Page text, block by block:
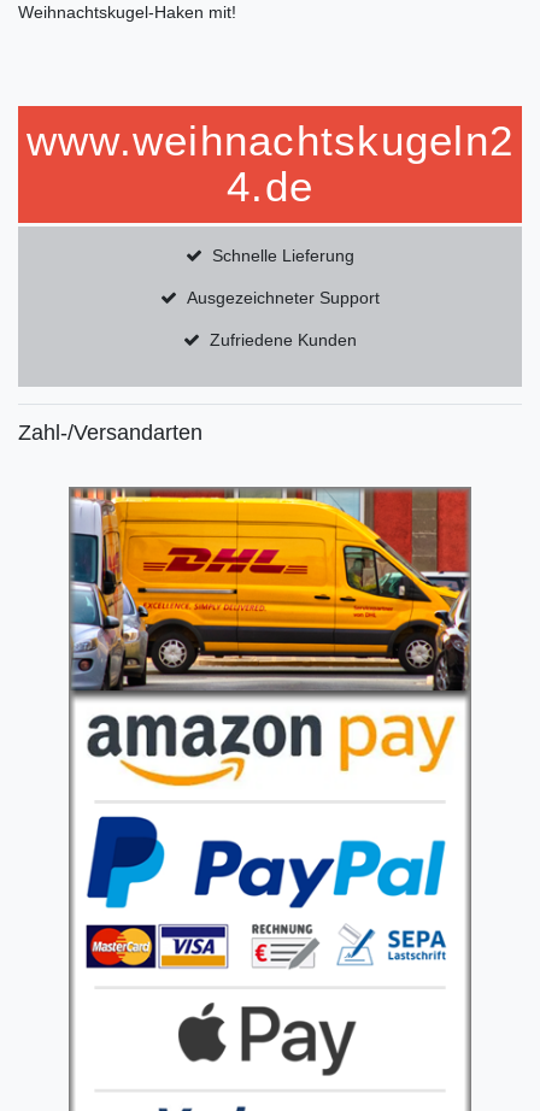
Weihnachtskugel-Haken mit!
www.weihnachtskugeln2
4.de
Schnelle Lieferung
Ausgezeichneter Support
Zufriedene Kunden
Zahl-/Versandarten